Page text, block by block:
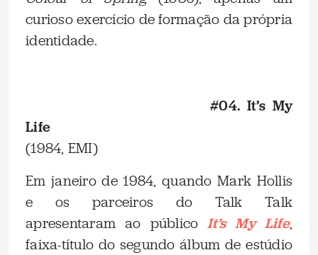
curioso exercício de formação da própria
identidade.
#04. It’s My
Life
(1984, EMI)
Em janeiro de 1984, quando Mark Hollis
e os parceiros do Talk Talk
apresentaram ao público It’s My Life,
faixa-título do segundo álbum de estúdio